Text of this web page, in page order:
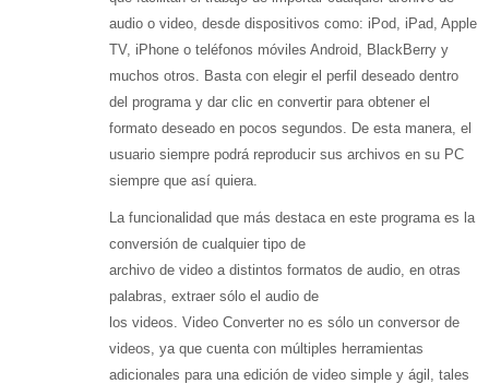
audio o video, desde dispositivos como: iPod, iPad, Apple
TV, iPhone o teléfonos móviles Android, BlackBerry y
muchos otros. Basta con elegir el perfil deseado dentro
del programa y dar clic en convertir para obtener el
formato deseado en pocos segundos. De esta manera, el
usuario siempre podrá reproducir sus archivos en su PC
siempre que así quiera.
La funcionalidad que más destaca en este programa es la
conversión de cualquier tipo de
archivo de video a distintos formatos de audio, en otras
palabras, extraer sólo el audio de
los videos. Video Converter no es sólo un conversor de
videos, ya que cuenta con múltiples herramientas
adicionales para una edición de video simple y ágil, tales